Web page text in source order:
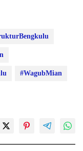
#WagubMian